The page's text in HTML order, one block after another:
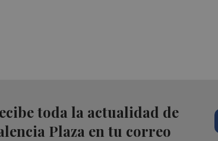
toda la actualidad de
Plaza en tu correo